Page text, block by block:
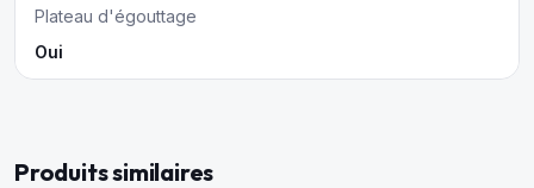
Plateau d'égouttage
Oui
Produits similaires